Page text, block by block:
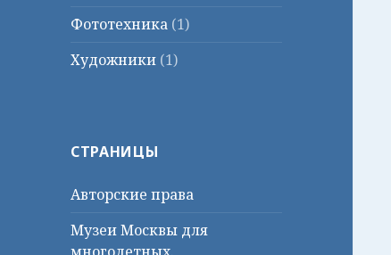
Фототехника (1)
Художники (1)
СТРАНИЦЫ
Авторские права
Музеи Москвы для